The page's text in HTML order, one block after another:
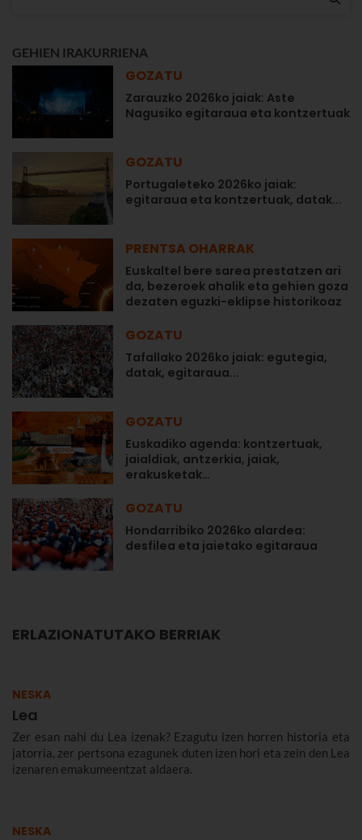
GEHIEN IRAKURRIENA
GOZATU
Zarauzko 2026ko jaiak: Aste
Nagusiko egitaraua eta kontzertuak
GOZATU
Portugaleteko 2026ko jaiak:
egitaraua eta kontzertuak, datak...
PRENTSA OHARRAK
Euskaltel bere sarea prestatzen ari
da, bezeroek ahalik eta gehien goza
dezaten eguzki-eklipse historikoaz
GOZATU
Tafallako 2026ko jaiak: egutegia,
datak, egitaraua...
GOZATU
Euskadiko agenda: kontzertuak,
jaialdiak, antzerkia, jaiak,
erakusketak…
GOZATU
Hondarribiko 2026ko alardea:
desfilea eta jaietako egitaraua
ERLAZIONATUTAKO BERRIAK
NESKA
Lea
Zer esan nahi du Lea izenak? Ezagutu izen horren historia eta
jatorria, zer pertsona ezagunek duten izen hori eta zein den Lea
izenaren emakumeentzat aldaera.
NESKA